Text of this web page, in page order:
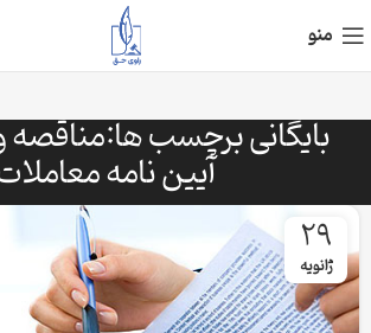
منو
بایگانی برچسب ها:مناقصه
آیین نامه
29
ژانویه